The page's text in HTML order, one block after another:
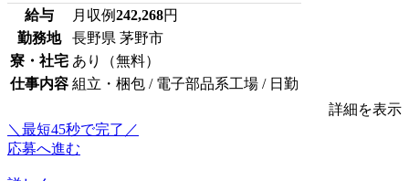
給与 月収例242,268円
勤務地
長野県 茅野市
寮・社宅 あり（無料）
仕事内容 組立・梱包 / 電子部品系工場 / 日勤
詳細を表示
＼最短45秒で完了／
応募へ進む